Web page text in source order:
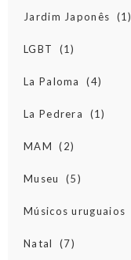
Jardim Japonês (1)
LGBT (1)
La Paloma (4)
La Pedrera (1)
MAM (2)
Museu (5)
Músicos uruguaios
Natal (7)